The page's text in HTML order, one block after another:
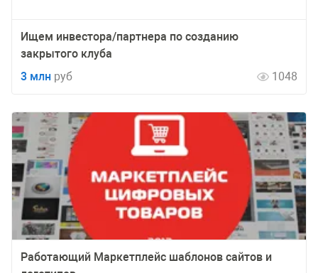
Ищем инвестора/партнера по созданию
закрытого клуба
3 млн руб 1048
Paбoтaющий Mapкeтплeйc шaблoнoв caйтoв и